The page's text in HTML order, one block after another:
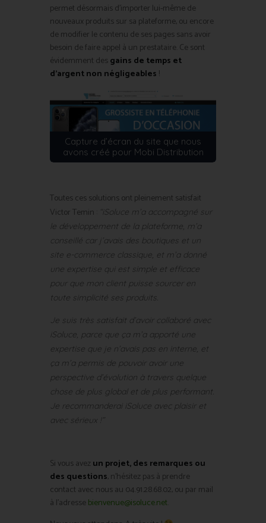
permet désormais d’importer lui-même de
nouveaux produits sur sa plateforme, ou encore
de modifier le contenu de ses pages sans avoir
besoin de faire appel à un prestataire. Ce sont
évidemment desgains de temps et
d’argent non négligeables !
Capture d’écran du site que nous
avons créé pour Mobi Distribution
Toutes ces solutions ont pleinement satisfait
Victor Temin :
“iSoluce m’a accompagné sur
le développement de la plateforme, m’a
conseillé car j’avais des boutiques et un
site e-commerce classique, et m’a donné
une expertise qui est simple et efficace
pour que mon client puisse sourcer en
toute simplicité ses produits.
Je suis très satisfait d’avoir collaboré avec
iSoluce, parce que ça m’a apporté une
expertise que je n’avais pas en interne, et
ça m’a permis de pouvoir avoir une
perspective d’évolution à travers quelque
chose de plus global et de plus performant.
Je recommanderai iSoluce avec plaisir et
avec sérieux !”
Si vous avez un projet, des remarques ou
des questions, n’hésitez pas à prendre
contact avec nous au 04.91.28.68.02, ou par mail
à l’adresse bienvenue@isoluce.net